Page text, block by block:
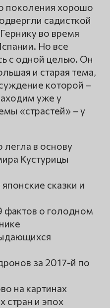
поколения хорошо
садисткой
во время
Но все
с одной целью. Он
и старая тема,
которой –
уже у
«страстей» – у
легла в основу
Кустурицы
сказки и
фактов о голодном
за 2017-й по
на картинах
стран и эпох